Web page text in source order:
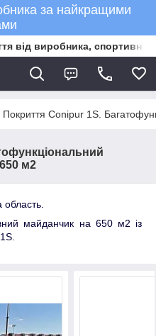
за найкращими
від виробника, спортивне
Покриття Conipur 1S.
м2
область.
майданчик на 650 м2 із